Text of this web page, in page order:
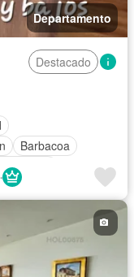
Departamento
Destacado
Barbacoa
de agua